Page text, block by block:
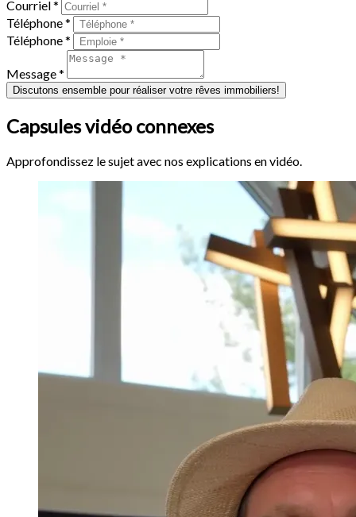
Courriel *
Téléphone *
Téléphone *
Message *
Discutons ensemble pour réaliser votre rêves immobiliers!
Capsules vidéo connexes
Approfondissez le sujet avec nos explications en vidéo.